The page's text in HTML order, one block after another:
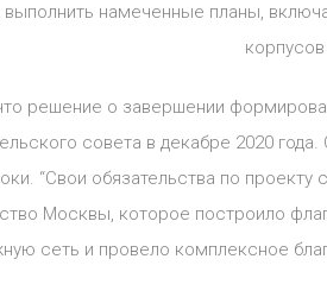
намеченные планы,
решение о завершении
совета в декабре 2020
“Свои обязательства по
Москвы, которое построило
сеть и провело комплексное